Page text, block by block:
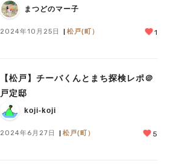
まつどのマー子
2024年10月25日 松戸(町） 1
【松戸】チーバくんとまち探検レポ＠
戸定邸
koji-koji
2024年6月27日 松戸(町） 5